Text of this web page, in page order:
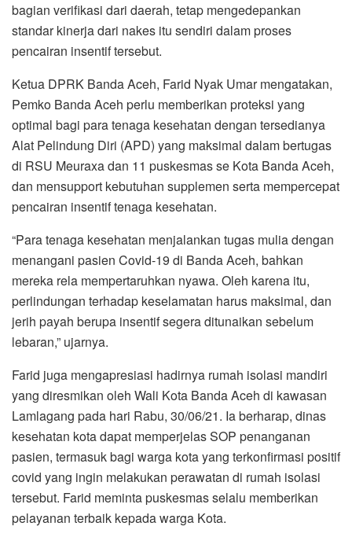
bagian verifikasi dari daerah, tetap mengedepankan
standar kinerja dari nakes itu sendiri dalam proses
pencairan insentif tersebut.
Ketua DPRK Banda Aceh, Farid Nyak Umar mengatakan,
Pemko Banda Aceh perlu memberikan proteksi yang
optimal bagi para tenaga kesehatan dengan tersedianya
Alat Pelindung Diri (APD) yang maksimal dalam bertugas
di RSU Meuraxa dan 11 puskesmas se Kota Banda Aceh,
dan mensupport kebutuhan supplemen serta mempercepat
pencairan insentif tenaga kesehatan.
“Para tenaga kesehatan menjalankan tugas mulia dengan
menangani pasien Covid-19 di Banda Aceh, bahkan
mereka rela mempertaruhkan nyawa. Oleh karena itu,
perlindungan terhadap keselamatan harus maksimal, dan
jerih payah berupa insentif segera ditunaikan sebelum
lebaran,” ujarnya.
Farid juga mengapresiasi hadirnya rumah isolasi mandiri
yang diresmikan oleh Wali Kota Banda Aceh di kawasan
Lamlagang pada hari Rabu, 30/06/21. Ia berharap, dinas
kesehatan kota dapat memperjelas SOP penanganan
pasien, termasuk bagi warga kota yang terkonfirmasi positif
covid yang ingin melakukan perawatan di rumah isolasi
tersebut. Farid meminta puskesmas selalu memberikan
pelayanan terbaik kepada warga Kota.